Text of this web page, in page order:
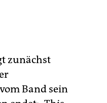
zunächst
Band sein